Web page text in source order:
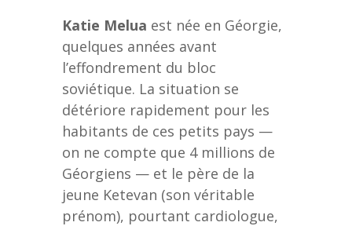
Katie Melua est née en Géorgie,
quelques années avant
l’effondrement du bloc
soviétique. La situation se
détériore rapidement pour les
habitants de ces petits pays —
on ne compte que 4 millions de
Géorgiens — et le père de la
jeune Ketevan (son véritable
prénom), pourtant cardiologue,